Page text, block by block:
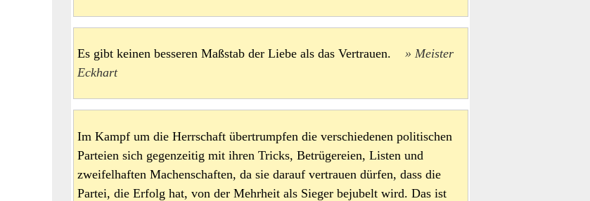
Es gibt keinen besseren Maßstab der Liebe als das Vertrauen.
Meister
Eckhart
Im Kampf um die Herrschaft übertrumpfen die verschiedenen politischen
Parteien sich gegenzeitig mit ihren Tricks, Betrügereien, Listen und
zweifelhaften Machenschaften, da sie darauf vertrauen dürfen, dass die
Partei, die Erfolg hat, von der Mehrheit als Sieger bejubelt wird. Das ist